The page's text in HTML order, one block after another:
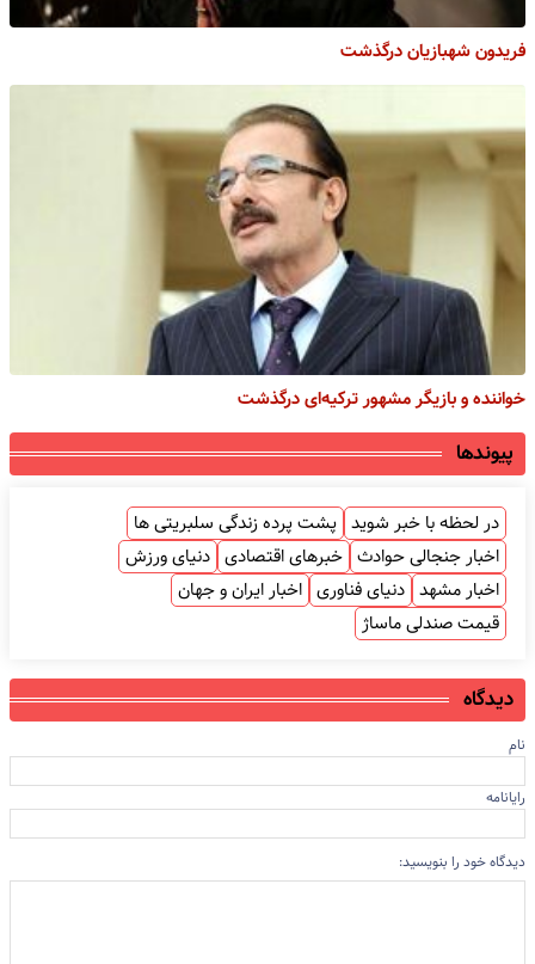
فریدون شهبازیان درگذشت
خواننده و بازیگر مشهور ترکیه‌ای درگذشت
پیوندها
در لحظه با خبر شوید پشت پرده زندگی سلبریتی ها
اخبار جنجالی حوادث خبرهای اقتصادی دنیای ورزش
اخبار مشهد دنیای فناوری اخبار ایران و جهان
قیمت صندلی ماساژ
دیدگاه
نام
رایانامه
دیدگاه خود را بنویسید: